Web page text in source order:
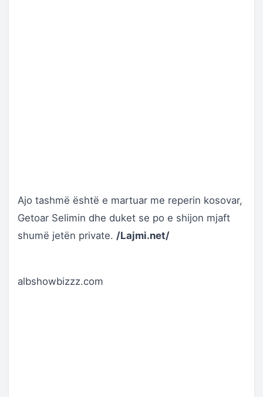
Ajo tashmë është e martuar me reperin kosovar,
Getoar Selimin dhe duket se po e shijon mjaft
shumë jetën private. /Lajmi.net/
albshowbizzz.com